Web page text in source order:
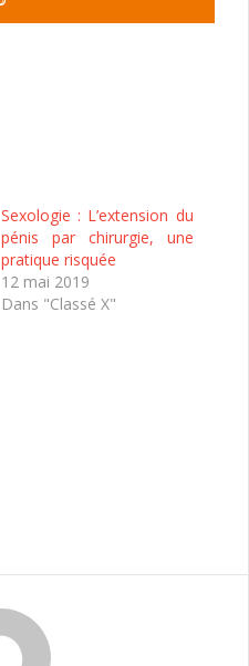
Sexologie : L’extension du
pénis par chirurgie, une
pratique risquée
12 mai 2019
Dans "Classé X"